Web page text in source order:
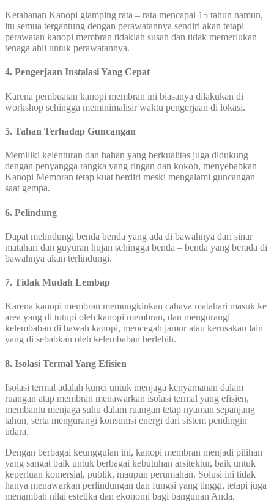
Ketahanan Kanopi glamping rata – rata mencapai 15 tahun namun,
itu semua tergantung dengan perawatannya sendiri akan tetapi
perawatan kanopi membran tidaklah susah dan tidak memerlukan
tenaga ahli untuk perawatannya.
4. Pengerjaan Instalasi Yang Cepat
Karena pembuatan kanopi membran ini biasanya dilakukan di
workshop sehingga meminimalisir waktu pengerjaan di lokasi.
5. Tahan Terhadap Guncangan
Memiliki kelenturan dan bahan yang berkualitas juga didukung
dengan penyangga rangka yang ringan dan kokoh, menyebabkan
Kanopi Membran tetap kuat berdiri meski mengalami guncangan
saat gempa.
6. Pelindung
Dapat melindungi benda benda yang ada di bawahnya dari sinar
matahari dan guyuran hujan sehingga benda – benda yang berada di
bawahnya akan terlindungi.
7. Tidak Mudah Lembap
Karena kanopi membran memungkinkan cahaya matahari masuk ke
area yang di tutupi oleh kanopi membran, dan mengurangi
kelembaban di bawah kanopi, mencegah jamur atau kerusakan lain
yang di sebabkan oleh kelembaban berlebih.
8. Isolasi Termal Yang Efisien
Isolasi termal adalah kunci untuk menjaga kenyamanan dalam
ruangan atap membran menawarkan isolasi termal yang efisien,
membantu menjaga suhu dalam ruangan tetap nyaman sepanjang
tahun, serta mengurangi konsumsi energi dari sistem pendingin
udara.
Dengan berbagai keunggulan ini, kanopi membran menjadi pilihan
yang sangat baik untuk berbagai kebutuhan arsitektur, baik untuk
keperluan komersial, publik, maupun perumahan. Solusi ini tidak
hanya menawarkan perlindungan dan fungsi yang tinggi, tetapi juga
menambah nilai estetika dan ekonomi bagi bangunan Anda.